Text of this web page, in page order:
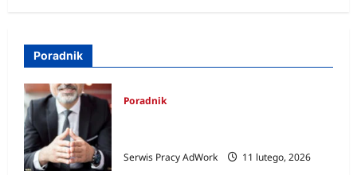
Poradnik
Poradnik
Serwis Pracy AdWork
11 lutego, 2026